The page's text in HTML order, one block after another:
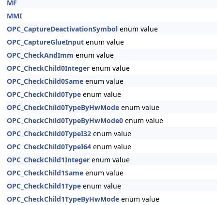
MF
MMI
OPC_CaptureDeactivationSymbol enum value
OPC_CaptureGlueInput enum value
OPC_CheckAndImm enum value
OPC_CheckChild0Integer enum value
OPC_CheckChild0Same enum value
OPC_CheckChild0Type enum value
OPC_CheckChild0TypeByHwMode enum value
OPC_CheckChild0TypeByHwMode0 enum value
OPC_CheckChild0TypeI32 enum value
OPC_CheckChild0TypeI64 enum value
OPC_CheckChild1Integer enum value
OPC_CheckChild1Same enum value
OPC_CheckChild1Type enum value
OPC_CheckChild1TypeByHwMode enum value